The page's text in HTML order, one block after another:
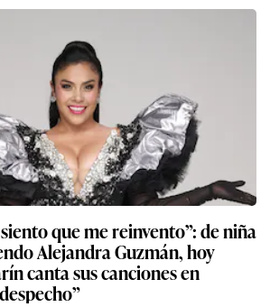
que me reinvento”: de niña
Alejandra Guzmán, hoy
canta sus canciones en